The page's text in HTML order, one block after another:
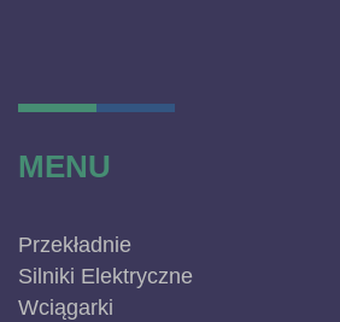
MENU
Przekładnie
Silniki Elektryczne
Wciągarki